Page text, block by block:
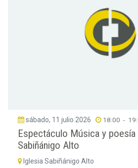
sábado, 11 julio 2026 18:00 -
Espectáculo Música y poesía
Sabiñánigo Alto
Iglesia Sabiñánigo Alto